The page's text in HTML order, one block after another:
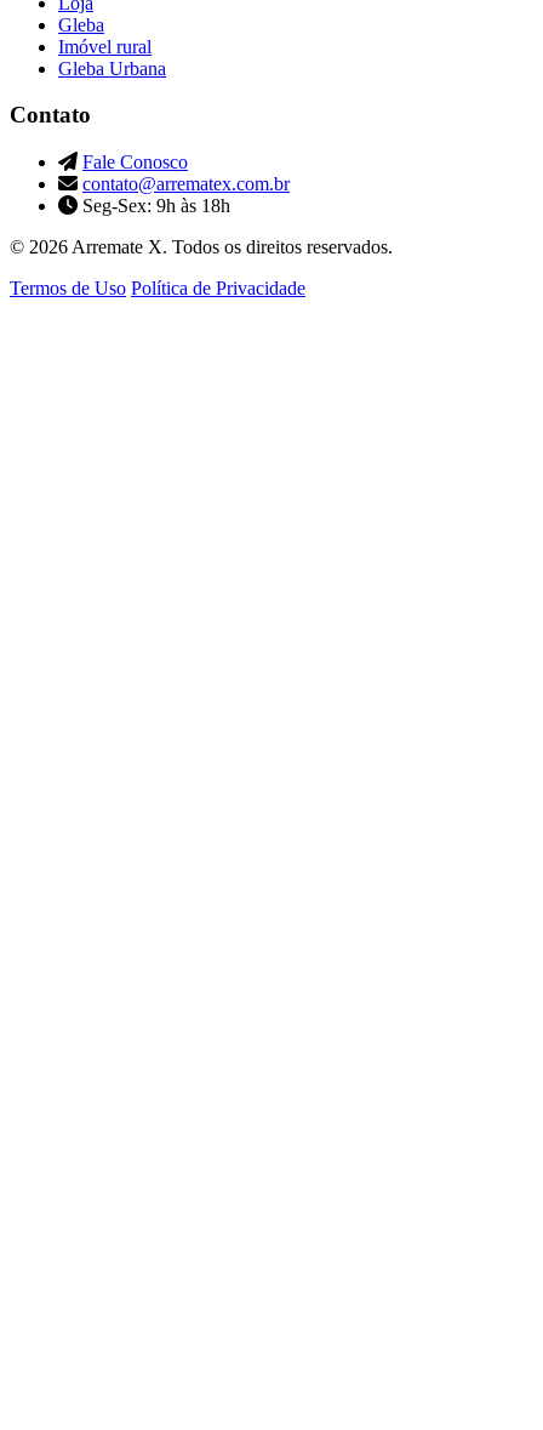
Gleba
Imóvel rural
Gleba Urbana
Contato
Fale Conosco
contato@arrematex.com.br
Seg-Sex: 9h às 18h
© 2026 Arremate X. Todos os direitos reservados.
Termos de Uso Política de Privacidade